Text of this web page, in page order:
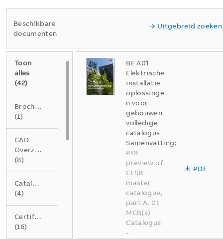
Beschikbare
documenten
Uitgebreid zoeken
Toon
alles
(42)
Brochure
(1)
CAD
Overzichtstekening
(8)
Catalogus
(4)
Certificaat
(16)
BE A01
Elektrische
installatie
oplossinge
n voor
gebouwen
volledige
catalogus
Samenvatting:
PDF
preview of
ELSB
master
catalogue,
part A, 01
MCB(s)
Catalogus
-
PDF